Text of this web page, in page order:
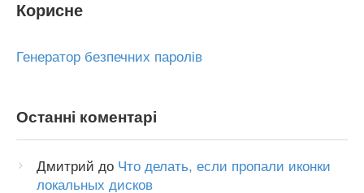
Корисне
Генератор безпечних паролів
Останні коментарі
Дмитрий до Что делать, если пропали иконки
локальных дисков